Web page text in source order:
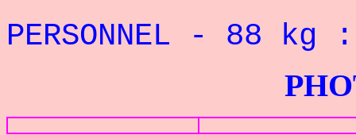
PERSONNEL - 88 kg
PHOTOS